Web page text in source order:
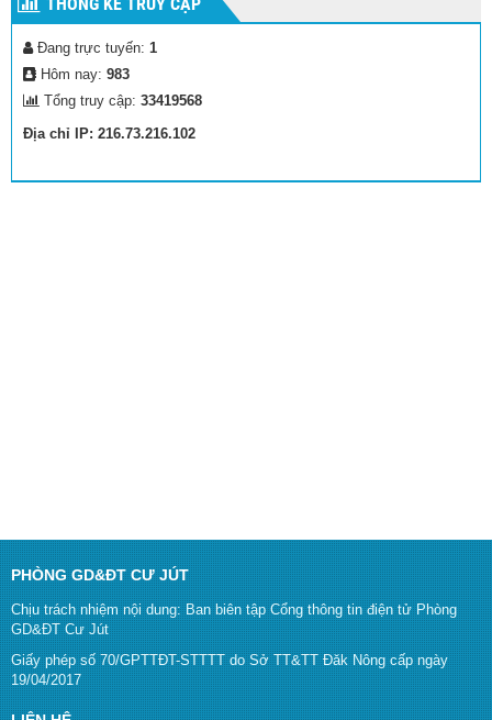
Đang trực tuyến: 1
Hôm nay: 983
Tổng truy cập: 33419568
Địa chỉ IP: 216.73.216.102
PHÒNG GD&ĐT CƯ JÚT
Chịu trách nhiệm nội dung: Ban biên tập Cổng thông tin điện tử Phòng
GD&ĐT Cư Jút
Giấy phép số 70/GPTTĐT-STTTT do Sở TT&TT Đăk Nông cấp ngày
19/04/2017